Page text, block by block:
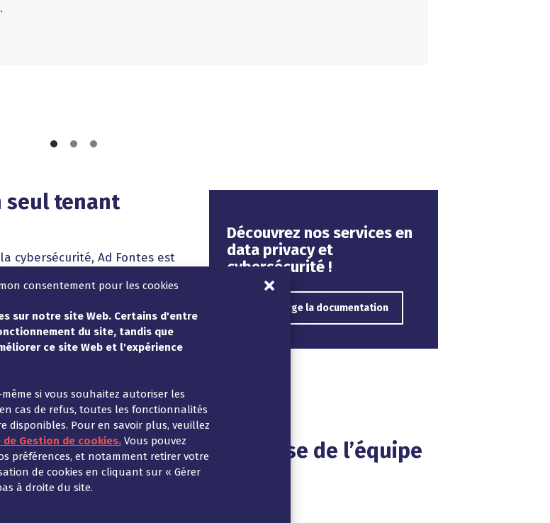
consentement pour les cookies
sur notre site Web. Certains d'entre
du site, tandis que
ce site Web et l'expérience
si vous souhaitez autoriser les
cas de refus, toutes les fonctionnalités
disponibles. Pour en savoir plus, veuillez
Gestion de cookies. Vous pouvez
préférences, et notamment retirer votre
de cookies en cliquant sur « Gérer
à droite du site.
seul tenant
cybersécurité, Ad Fontes est
les clients avec une
réactif.
incidents/crises, les
en place de la gouvernance
cybersécurité.
Découvrez nos services en
data privacy et
cybersécurité !
Je télécharge la documentation
Domaines d’expertise de l’équipe
cybersécurité